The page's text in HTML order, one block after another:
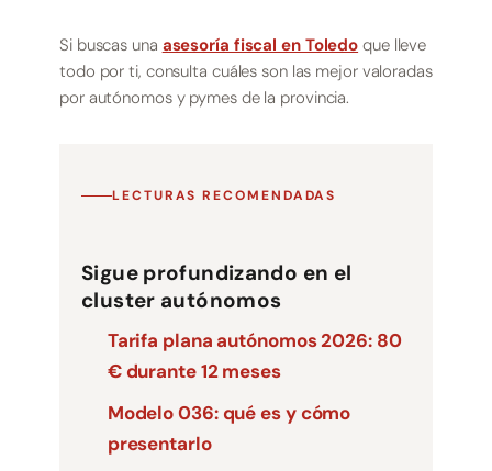
Si buscas una asesoría fiscal en Toledo que lleve
todo por ti, consulta cuáles son las mejor valoradas
por autónomos y pymes de la provincia.
LECTURAS RECOMENDADAS
Sigue profundizando en el
cluster autónomos
Tarifa plana autónomos 2026: 80
€ durante 12 meses
Modelo 036: qué es y cómo
presentarlo